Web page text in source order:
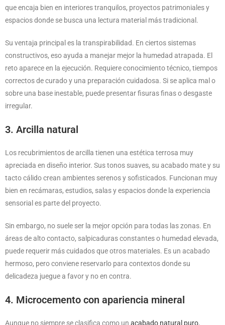
que encaja bien en interiores tranquilos, proyectos patrimoniales y
espacios donde se busca una lectura material más tradicional.
Su ventaja principal es la transpirabilidad. En ciertos sistemas
constructivos, eso ayuda a manejar mejor la humedad atrapada. El
reto aparece en la ejecución. Requiere conocimiento técnico, tiempos
correctos de curado y una preparación cuidadosa. Si se aplica mal o
sobre una base inestable, puede presentar fisuras finas o desgaste
irregular.
3. Arcilla natural
Los recubrimientos de arcilla tienen una estética terrosa muy
apreciada en diseño interior. Sus tonos suaves, su acabado mate y su
tacto cálido crean ambientes serenos y sofisticados. Funcionan muy
bien en recámaras, estudios, salas y espacios donde la experiencia
sensorial es parte del proyecto.
Sin embargo, no suele ser la mejor opción para todas las zonas. En
áreas de alto contacto, salpicaduras constantes o humedad elevada,
puede requerir más cuidados que otros materiales. Es un acabado
hermoso, pero conviene reservarlo para contextos donde su
delicadeza juegue a favor y no en contra.
4. Microcemento con apariencia mineral
Aunque no siempre se clasifica como un acabado natural puro,